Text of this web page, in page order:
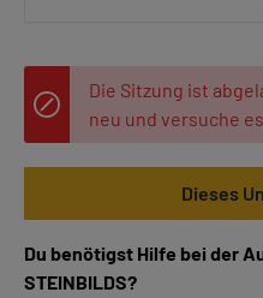
Die Sitzung ist
neu und versuche
Dieses
Du benötigst Hilfe bei der
STEINBILDS?